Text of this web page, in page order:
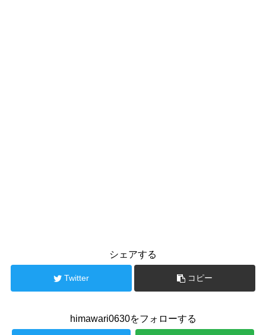
シェアする
Twitter コピー
himawari0630をフォローする